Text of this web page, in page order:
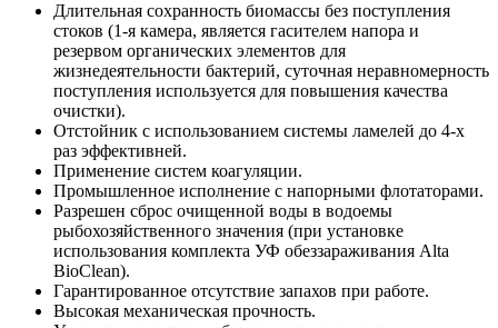
Длительная сохранность биомассы без поступления
стоков (1-я камера, является гасителем напора и
резервом органических элементов для
жизнедеятельности бактерий, суточная неравномерность
поступления используется для повышения качества
очистки).
Отстойник с использованием системы ламелей до 4-х
раз эффективней.
Применение систем коагуляции.
Промышленное исполнение с напорными флотаторами.
Разрешен сброс очищенной воды в водоемы
рыбохозяйственного значения (при установке
использования комплекта УФ обеззараживания Alta
BioClean).
Гарантированное отсутствие запахов при работе.
Высокая механическая прочность.